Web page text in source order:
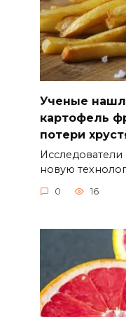
Ученые
картофель
потери
новую
0 16